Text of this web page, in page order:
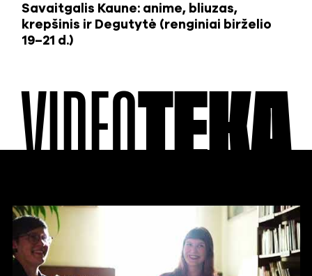
Savaitgalis Kaune: anime, bliuzas,
krepšinis ir Degutytė (renginiai birželio
19–21 d.)
VIDEOTEKA